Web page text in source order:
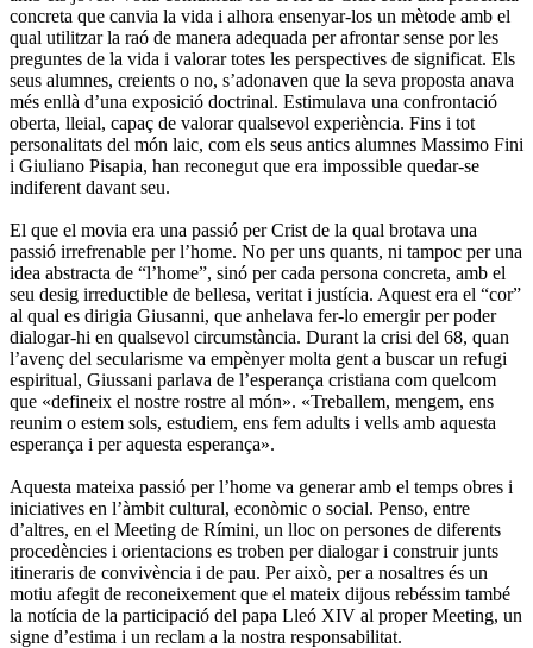
concreta que canvia la vida i alhora ensenyar-los un mètode amb el
qual utilitzar la raó de manera adequada per afrontar sense por les
preguntes de la vida i valorar totes les perspectives de significat. Els
seus alumnes, creients o no, s’adonaven que la seva proposta anava
més enllà d’una exposició doctrinal. Estimulava una confrontació
oberta, lleial, capaç de valorar qualsevol experiència. Fins i tot
personalitats del món laic, com els seus antics alumnes Massimo Fini
i Giuliano Pisapia, han reconegut que era impossible quedar-se
indiferent davant seu.
El que el movia era una passió per Crist de la qual brotava una
passió irrefrenable per l’home. No per uns quants, ni tampoc per una
idea abstracta de “l’home”, sinó per cada persona concreta, amb el
seu desig irreductible de bellesa, veritat i justícia. Aquest era el “cor”
al qual es dirigia Giusanni, que anhelava fer-lo emergir per poder
dialogar-hi en qualsevol circumstància. Durant la crisi del 68, quan
l’avenç del secularisme va empènyer molta gent a buscar un refugi
espiritual, Giussani parlava de l’esperança cristiana com quelcom
que «defineix el nostre rostre al món». «Treballem, mengem, ens
reunim o estem sols, estudiem, ens fem adults i vells amb aquesta
esperança i per aquesta esperança».
Aquesta mateixa passió per l’home va generar amb el temps obres i
iniciatives en l’àmbit cultural, econòmic o social. Penso, entre
d’altres, en el Meeting de Rímini, un lloc on persones de diferents
procedències i orientacions es troben per dialogar i construir junts
itineraris de convivència i de pau. Per això, per a nosaltres és un
motiu afegit de reconeixement que el mateix dijous rebéssim també
la notícia de la participació del papa Lleó XIV al proper Meeting, un
signe d’estima i un reclam a la nostra responsabilitat.